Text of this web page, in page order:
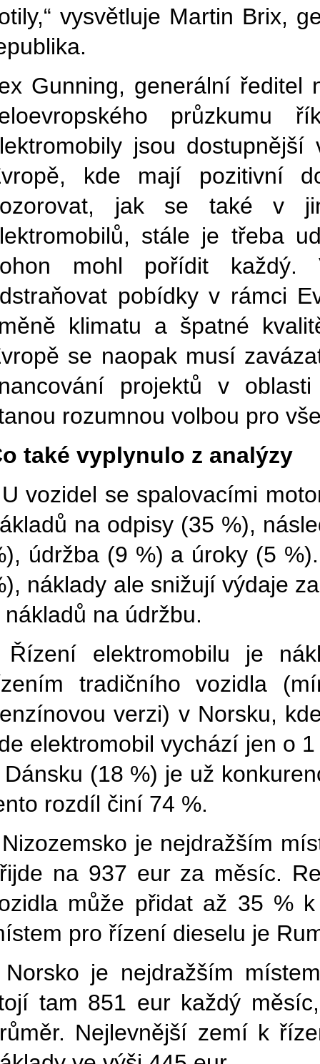
vysvětluje Martin Brix,
Gunning, generální ředitel
jsou
kde mají pozitivní
jak se také v
stále je třeba
mohl pořídit každý.
pobídky v rámci
klimatu a špatné
se naopak musí
projektů v
rozumnou volbou pro
také vyplynulo z analýzy
U vozidel se spalovacími
na odpisy (35 %),
údržba (9 %) a úroky (5
náklady ale snižují výdaje
nákladů na údržbu.
Řízení elektromobilu je
tradičního vozidla
verzi) v Norsku,
elektromobil vychází jen o
(18 %) je už
rozdíl činí 74 %.
Nizozemsko je nejdražším
na 937 eur za měsíc.
může přidat až 35 %
pro řízení dieselu je
Norsko je nejdražším
tam 851 eur každý
Nejlevnější zemí k